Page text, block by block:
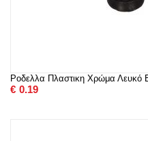
Ροδελλα Πλαστικη Χρώμα Λευκό
€ 0.19